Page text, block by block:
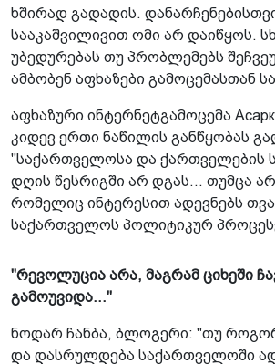
ხშირად გადადის.
სააკაშვილივით ომი არ დაიწყოს.
უბედურებას თუ პრობლემებს
ამბობენ აფხაზები გამოცემასთან
აფხაზური ინტერნეტგამოცემა
კიდევ ერთი ნაწილის განწყობას
"საქართველოსა და ქართველების
დღის წესრიგში არ დგას... თუმცა
რომელიც ინტერესით ადევნებს
საქართველოს პოლიტიკურ
"რევოლუცია არა, მაგრამ ციხეში
გამოუვიდა..."
ნოდარ ჩანბა, ბლოგერი: "თუ
და დასრულდება საქართველოში